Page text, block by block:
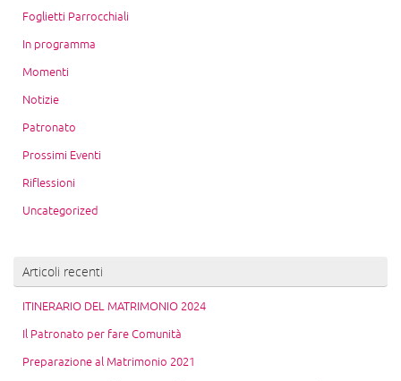
Foglietti Parrocchiali
In programma
Momenti
Notizie
Patronato
Prossimi Eventi
Riflessioni
Uncategorized
Articoli recenti
ITINERARIO DEL MATRIMONIO 2024
Il Patronato per fare Comunità
Preparazione al Matrimonio 2021